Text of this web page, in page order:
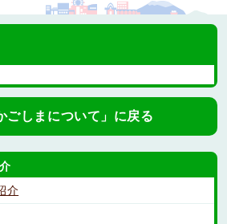
ごしまについて」に戻る
介